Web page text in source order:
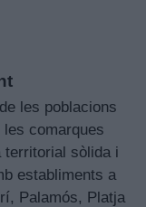
les poblacions
comarques
territorial sòlida i
establiments a
Palamós, Platja